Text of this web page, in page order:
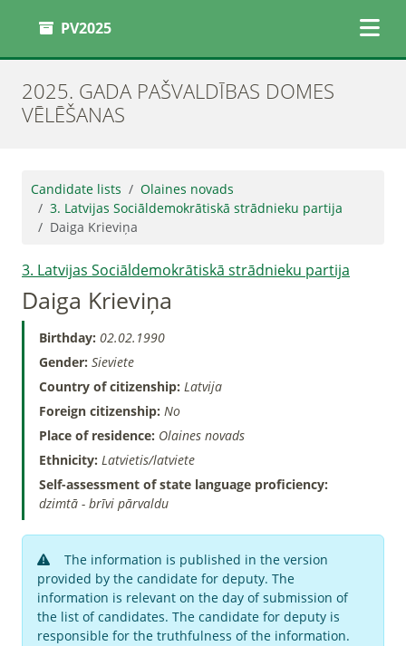
PV2025
2025. GADA PAŠVALDĪBAS DOMES
VĒLĒŠANAS
Candidate lists
Olaines novads
3. Latvijas Sociāldemokrātiskā strādnieku partija
Daiga Krieviņa
3. Latvijas Sociāldemokrātiskā strādnieku partija
Daiga Krieviņa
Birthday: 02.02.1990
Gender: Sieviete
Country of citizenship: Latvija
Foreign citizenship: No
Place of residence: Olaines novads
Ethnicity: Latvietis/latviete
Self-assessment of state language proficiency:
dzimtā - brīvi pārvaldu
The information is published in the version
provided by the candidate for deputy. The
information is relevant on the day of submission of
the list of candidates. The candidate for deputy is
responsible for the truthfulness of the information.